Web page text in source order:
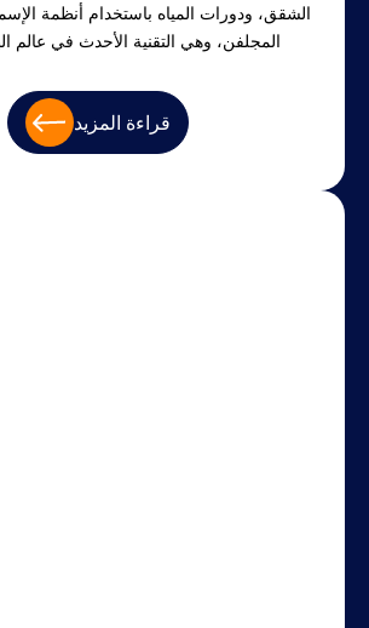
الشقق، ودورات المياه باستخدام أنظمة
المجلفن، وهي التقنية الأحدث في عالم
قراءة المزيد